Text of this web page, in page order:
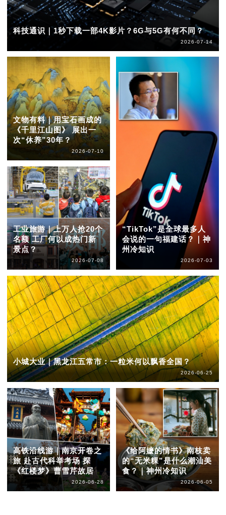
科技通识｜1秒下载一部4K影片？6G与5G有何不同？
2026-07-14
文物有料｜用宝石画成的
《千里江山图》 展出一
次“休养”30年？
2026-07-10
工业旅游｜上万人抢20个
名额 工厂何以成热门新
景点？
2026-07-08
“TikTok”是全球最多人
会说的一句福建话？｜神
州冷知识
2026-07-03
小城大业｜黑龙江五常市：一粒米何以飘香全国？
2026-06-25
高铁沿线游｜南京开卷之
旅 赴古代科举考场 探
《红楼梦》曹雪芹故居
2026-06-28
《给阿嬷的情书》南枝卖
的“无米粿”是什么潮汕美
食？｜神州冷知识
2026-06-05